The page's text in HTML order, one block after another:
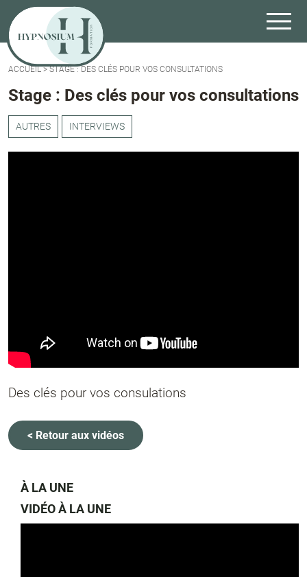
ACCUEIL>STAGE : DES CLÉS POUR VOS CONSULTATIONS
Stage : Des clés pour vos consultations
AUTRES INTERVIEWS
Des clés pour vos consulations
< Retour aux vidéos
À LA UNE
VIDÉO À LA UNE